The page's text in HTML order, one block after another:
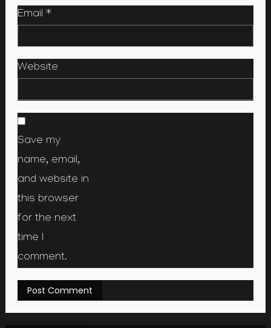
Email *
Website
Save my
name, email,
and website in
this browser
for the next
time I
comment.